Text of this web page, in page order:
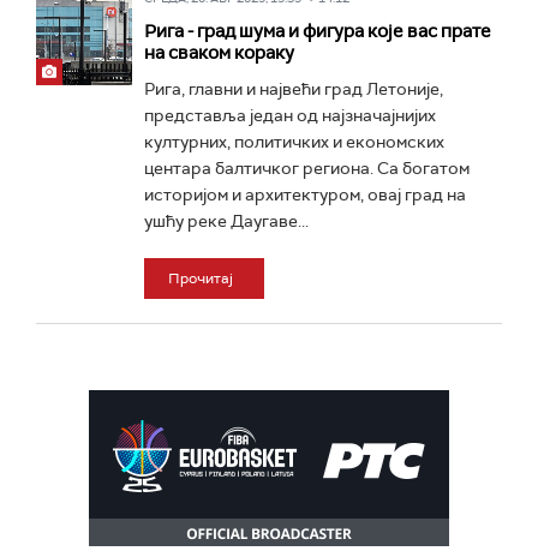
Рига - град шума и фигура које вас прате
на сваком кораку
Рига, главни и највећи град Летоније,
представља један од најзначајнијих
културних, политичких и економских
центара балтичког региона. Са богатом
историјом и архитектуром, овај град на
ушћу реке Даугаве...
Прочитај